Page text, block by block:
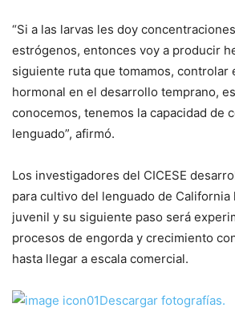
“Si a las larvas les doy
estrógenos, entonces voy a producir
siguiente ruta que tomamos, controlar
hormonal en el desarrollo temprano,
conocemos, tenemos la capacidad de
lenguado”, afirmó.
Los investigadores del CICESE
para cultivo del lenguado de California
juvenil y su siguiente paso será
procesos de engorda y crecimiento
hasta llegar a escala comercial.
Descargar fotografías.